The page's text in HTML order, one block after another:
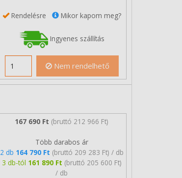
Rendelésre Mikor kapom meg?
Ingyenes szállítás
Nem rendelhető
167 690 Ft (bruttó 212 966 Ft)
Több darabos ár
2 db 164 790 Ft (bruttó 209 283 Ft) / db
3 db-tól 161 890 Ft (bruttó 205 600 Ft)
/ db